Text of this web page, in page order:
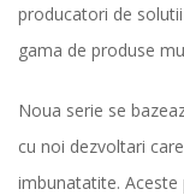
producatori de
gama de produse
Noua serie se
cu noi dezvoltari
imbunatatite.